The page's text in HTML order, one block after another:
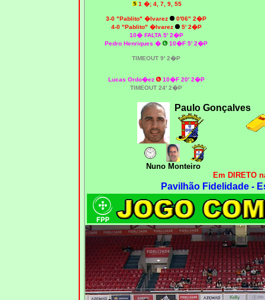
1 �; 4, 7, 9, 55
3-0 "Pablito" �lvarez
0'06" 2�P
4-0 "Pablito" �lvarez
5' 2�P
10� FALTA 5' 2�P
Pedro Henriques �
10�F 5' 2�P
TIMEOUT 9' 2�P
Lucas Ordo�ez
10�F 20' 2�P
TIMEOUT 24' 2�P
Paulo Gonçalves
Nuno Monteiro
Em DIRETO
Pavilhão Fidelidade -